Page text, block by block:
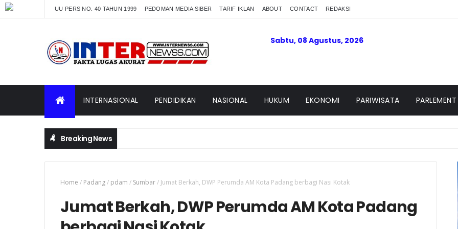
UU PERS NO. 40 TAHUN 1999 PEDOMAN MEDIA SIBER TARIF IKLAN ABOUT CONTACT REDAKSI
Sabtu, 08 Agustus, 2026
INTERNASIONAL PENDIDIKAN NASIONAL HUKUM EKONOMI PARIWISATA PARLEMENT
Breaking News
Home / Padang/ pdam / Sumbar/ Jumat Berkah, DWP Perumda AM Kota Padang berbagi Nasi Kotak
Jumat Berkah, DWP Perumda AM Kota Padang